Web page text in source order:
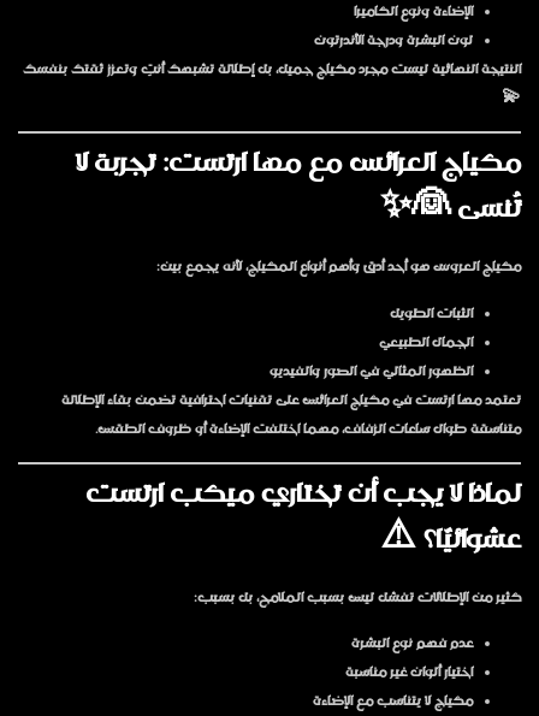
الإضاءة ونوع الكاميرا
لون البشرة ودرجة الأندرتون
النتيجة النهائية ليست مجرد مكياج جميل، بل إطلالة تشبهك أنتِ وتعزز ثقتك بنفسك
💫
مكياج العرائس مع مها ارتست: تجربة لا
تُنسى 👰✨
مكياج العروس هو أحد أدق وأهم أنواع المكياج، لأنه يجمع بين:
الثبات الطويل
الجمال الطبيعي
الظهور المثالي في الصور والفيديو
تعتمد مها ارتست في مكياج العرائس على تقنيات احترافية تضمن بقاء الإطلالة
متناسقة طوال ساعات الزفاف، مهما اختلفت الإضاءة أو ظروف الطقس.
لماذا لا يجب أن تختاري ميكب ارتست
عشوائيًا؟ ⚠️
كثير من الإطلالات تفشل ليس بسبب الملامح، بل بسبب:
عدم فهم نوع البشرة
اختيار ألوان غير مناسبة
مكياج لا يتناسب مع الإضاءة